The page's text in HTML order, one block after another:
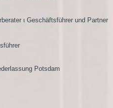
ι Geschäftsführer und Partner
Potsdam